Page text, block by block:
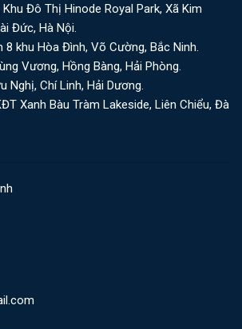
Đô Thị Hinode Royal Park, Xã Kim
Đức, Hà Nội.
8 khu Hòa Đình, Võ Cường, Bắc Ninh.
Vương, Hồng Bàng, Hải Phòng.
Nghị, Chí Linh, Hải Dương.
Xanh Bàu Tràm Lakeside, Liên Chiểu, Đà